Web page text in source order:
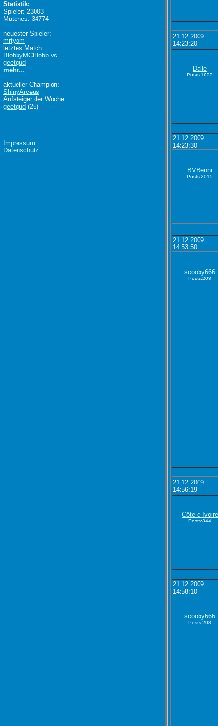
21.12.2009
14:23:20
Dalle
Posts:1655
21.12.2009
14:23:30
BVBenni
Posts:2015
21.12.2009
14:53:50
scooby666
Posts:208
21.12.2009
14:56:19
Côte d Ivoire
Posts:344
21.12.2009
14:58:10
scooby666
Posts:208
Statistik:
Spieler: 23003
Matches: 34774
neuester Spieler:
mrtyom
letztes Match:
BlobbyMCBlobb vs
geetgud
mehr...
aktueller Champion:
ShinyArceus
Aufsteiger der Woche:
geetgud (25)
Impressum
Datenschutz